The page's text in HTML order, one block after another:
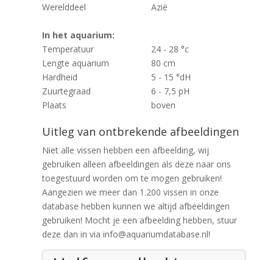
Werelddeel
Azië
In het aquarium:
Temperatuur
24 - 28 °c
Lengte aquarium
80 cm
Hardheid
5 - 15 °dH
Zuurtegraad
6 - 7,5 pH
Plaats
boven
Uitleg van ontbrekende afbeeldingen
Niet alle vissen hebben een afbeelding, wij
gebruiken alleen afbeeldingen als deze naar ons
toegestuurd worden om te mogen gebruiken!
Aangezien we meer dan 1.200 vissen in onze
database hebben kunnen we altijd afbeeldingen
gebruiken! Mocht je een afbeelding hebben, stuur
deze dan in via info@aquariumdatabase.nl!